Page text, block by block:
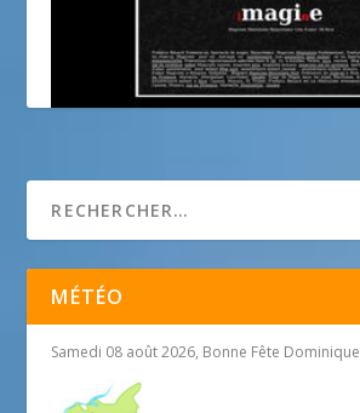
MÉTÉO
Samedi 08 août 2026, Bonne Fête Dominique